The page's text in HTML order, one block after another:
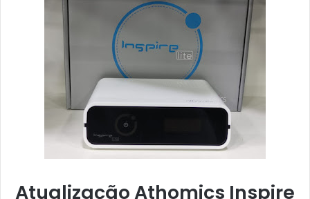
e
m
-
l
Atualização Athomics Inspire